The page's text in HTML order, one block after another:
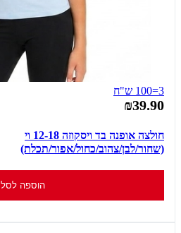
3=100 ש"ח
₪39.90
חולצה אופנה בד ויסקוזה 12-18 וי
(שחור/לבן/צהוב/כחול/אפור/תכלת)
הוספה לסל